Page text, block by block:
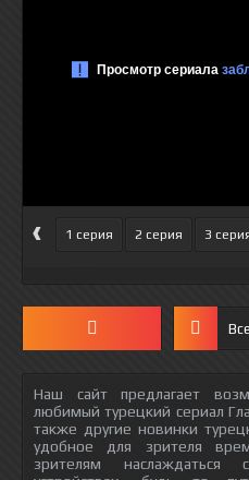
‹ 1 серия 2 серия 3
Наш сайт предлагает
любимый турецкий сериал
также другие новинки
удобное для зрителя
зрителям наслаждаться